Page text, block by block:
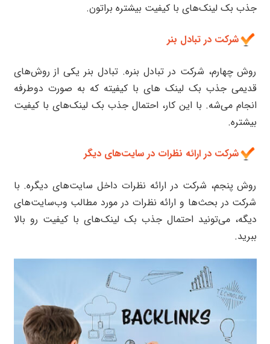
جذب بک لینک‌های با کیفیت بیشتره براتون.
شرکت در تبادل بنر
روش چهارم، شرکت در تبادل بنره. تبادل بنر یکی از روش‌های
قدیمی جذب بک لینک های با کیفیته که به صورت دوطرفه
انجام می‌شه. با این کار، احتمال جذب بک لینک‌های با کیفیت
بیشتره.
شرکت در ارائه نظرات در سایت‌های دیگر
روش پنجم، شرکت در ارائه نظرات داخل سایت‌های دیگره. با
شرکت در بحث‌ها و ارائه نظرات در مورد مطالب وب‌سایت‌های
دیگه، می‌تونید احتمال جذب بک لینک‌های با کیفیت رو بالا
ببرید.